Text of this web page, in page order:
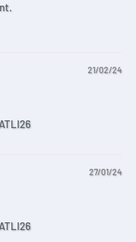
21/02/24
27/01/24